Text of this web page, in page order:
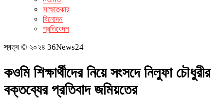
সাক্ষাতকার
বিনোদন
প্রতিবেদন
স্বত্ব © ২০২৪ 36News24
কওমি শিক্ষার্থীদের নিয়ে সংসদে নিলুফা চৌধুরীর
বক্তব্যের প্রতিবাদ জমিয়তের